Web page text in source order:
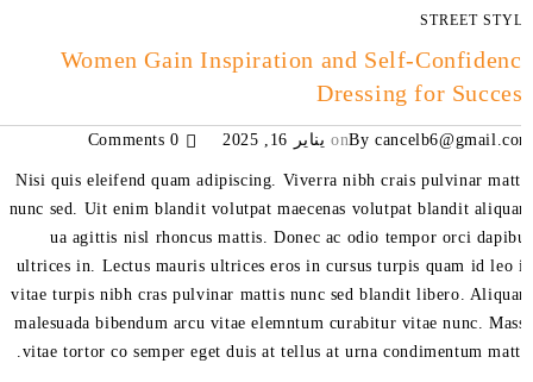
STREET
Women Gain Inspiration and Self-
Dressing for
By
on يناير 16, 2025 0 Comments
Nisi quis eleifend quam adipiscing. Viverra nibh crais pulvinar
nunc sed. Uit enim blandit volutpat maecenas volutpat blandit
ua agittis nisl rhoncus mattis. Donec ac odio tempor orci
ultrices in. Lectus mauris ultrices eros in cursus turpis quam id leo
vitae turpis nibh cras pulvinar mattis nunc sed blandit libero.
malesuada bibendum arcu vitae elemntum curabitur vitae nunc.
vitae tortor co semper eget duis at tellus at urna condimentum